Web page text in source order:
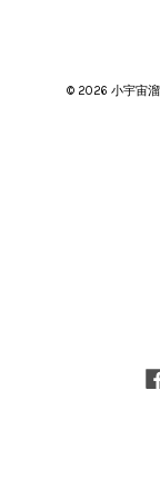
© 2026 小宇宙溜